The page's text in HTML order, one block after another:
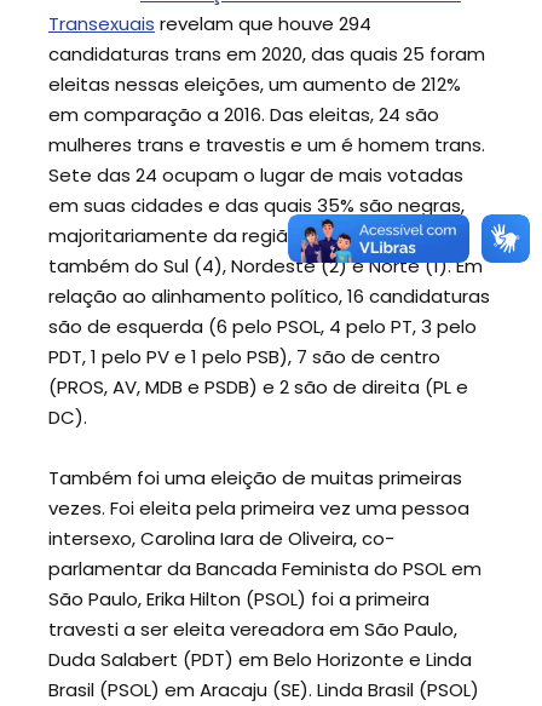
Transexuais revelam que houve 294
candidaturas trans em 2020, das quais 25 foram
eleitas nessas eleições, um aumento de 212%
em comparação a 2016. Das eleitas, 24 são
mulheres trans e travestis e um é homem trans.
Sete das 24 ocupam o lugar de mais votadas
em suas cidades e das quais 35% são negras,
majoritariamente da região Sudeste (16), mas
também do Sul (4), Nordeste (2) e Norte (1). Em
relação ao alinhamento político, 16 candidaturas
são de esquerda (6 pelo PSOL, 4 pelo PT, 3 pelo
PDT, 1 pelo PV e 1 pelo PSB), 7 são de centro
(PROS, AV, MDB e PSDB) e 2 são de direita (PL e
DC).
Também foi uma eleição de muitas primeiras
vezes. Foi eleita pela primeira vez uma pessoa
intersexo, Carolina Iara de Oliveira, co-
parlamentar da Bancada Feminista do PSOL em
São Paulo, Erika Hilton (PSOL) foi a primeira
travesti a ser eleita vereadora em São Paulo,
Duda Salabert (PDT) em Belo Horizonte e Linda
Brasil (PSOL) em Aracaju (SE). Linda Brasil (PSOL)